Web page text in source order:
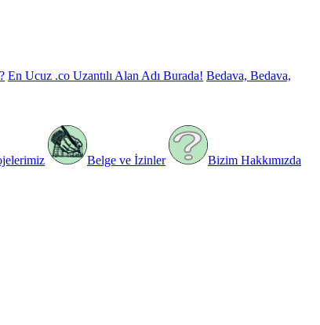
En Ucuz .co Uzantılı Alan Adı Burada! Bedava, Bedava,
Belge ve İzinler Bizim Hakkımızda